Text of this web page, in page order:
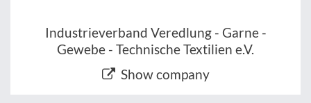
Industrieverband Veredlung - Garne -
Gewebe - Technische Textilien e.V.
Show company